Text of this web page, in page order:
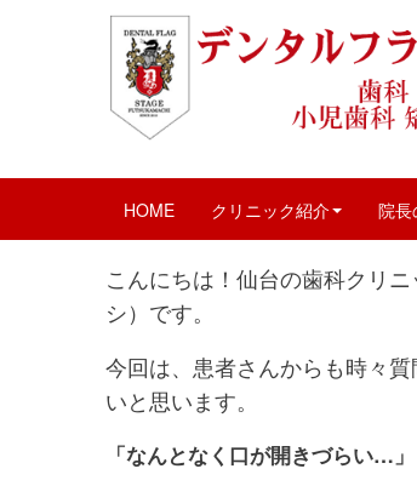
HOME クリニック紹介 院長
顎がずれる？
June 28, 2025 5:05 pm |口腔外科
こんにちは！仙台の歯科クリ
シ）です。
今回は、患者さんからも時々質
いと思います。
「なんとなく口が開きづらい…